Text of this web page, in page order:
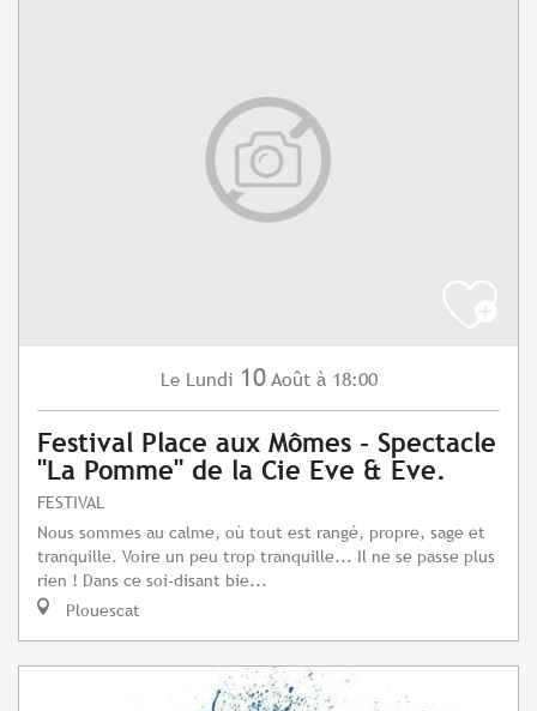
Le Lundi 10 Août à 18:00
Festival Place aux Mômes - Spectacle
"La Pomme" de la Cie Eve & Eve.
FESTIVAL
Nous sommes au calme, où tout est rangé, propre, sage et
tranquille. Voire un peu trop tranquille... Il ne se passe plus
rien ! Dans ce soi-disant bie...
Plouescat